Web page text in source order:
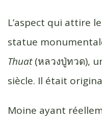
L’aspect qui attire
statue
Thuat(หลวงปู่ทวด),
siècle. Il était
Moine ayant